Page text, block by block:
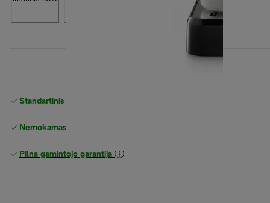
Standartinis nemokamas
Nemokamas grąžinimas
Pilna gamintojo garantija